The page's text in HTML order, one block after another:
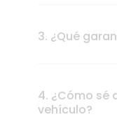
3. ¿Qué
4. ¿Cómo sé
vehículo?